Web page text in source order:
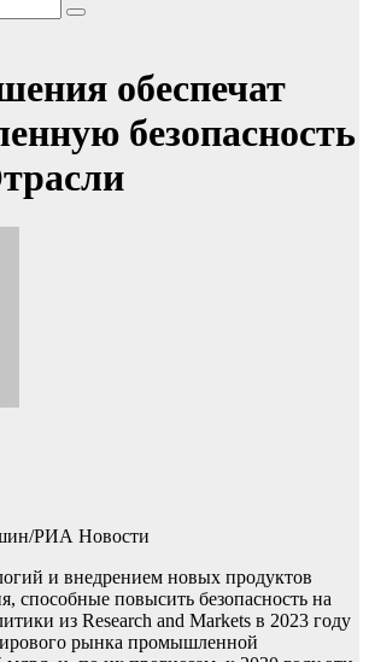
обеспечат
безопасность
РИА Новости
и внедрением новых продуктов
способные повысить безопасность на
из Research аnd Markets в 2023 году
рынка промышленной